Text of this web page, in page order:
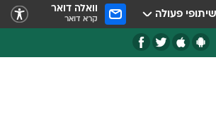
שיתופי פעולה וואלה דואר
קרא דואר